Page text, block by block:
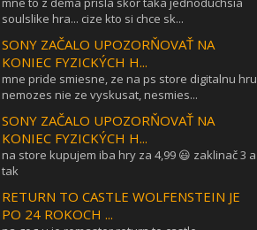
soulslike hra... cize kto si chce sk...
SONY ZAČALO UPOZORŇOVAŤ NA
KONIEC FYZICKÝCH H...
mne pride smiesne, ze na ps store digitalnu hru
nemozes nie ze vyskusat, nesmies...
SONY ZAČALO UPOZORŇOVAŤ NA
KONIEC FYZICKÝCH H...
na store kupujem iba hry za 4,99 😃 zaklinač 3 a
tak
RETURN TO CASTLE WOLFENSTEIN JE
PO 24 ROKOCH ...